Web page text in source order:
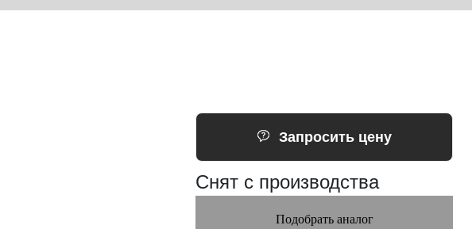
Запросить цену
Снят с производства
Подобрать аналог